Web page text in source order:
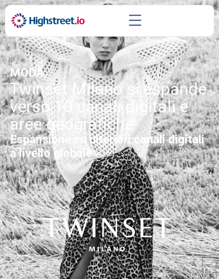
MODA
Twinset Milano si espande
verso 10 canali digitali e
aree geografiche
Espansione su ulteriori canali digitali
a livello globale